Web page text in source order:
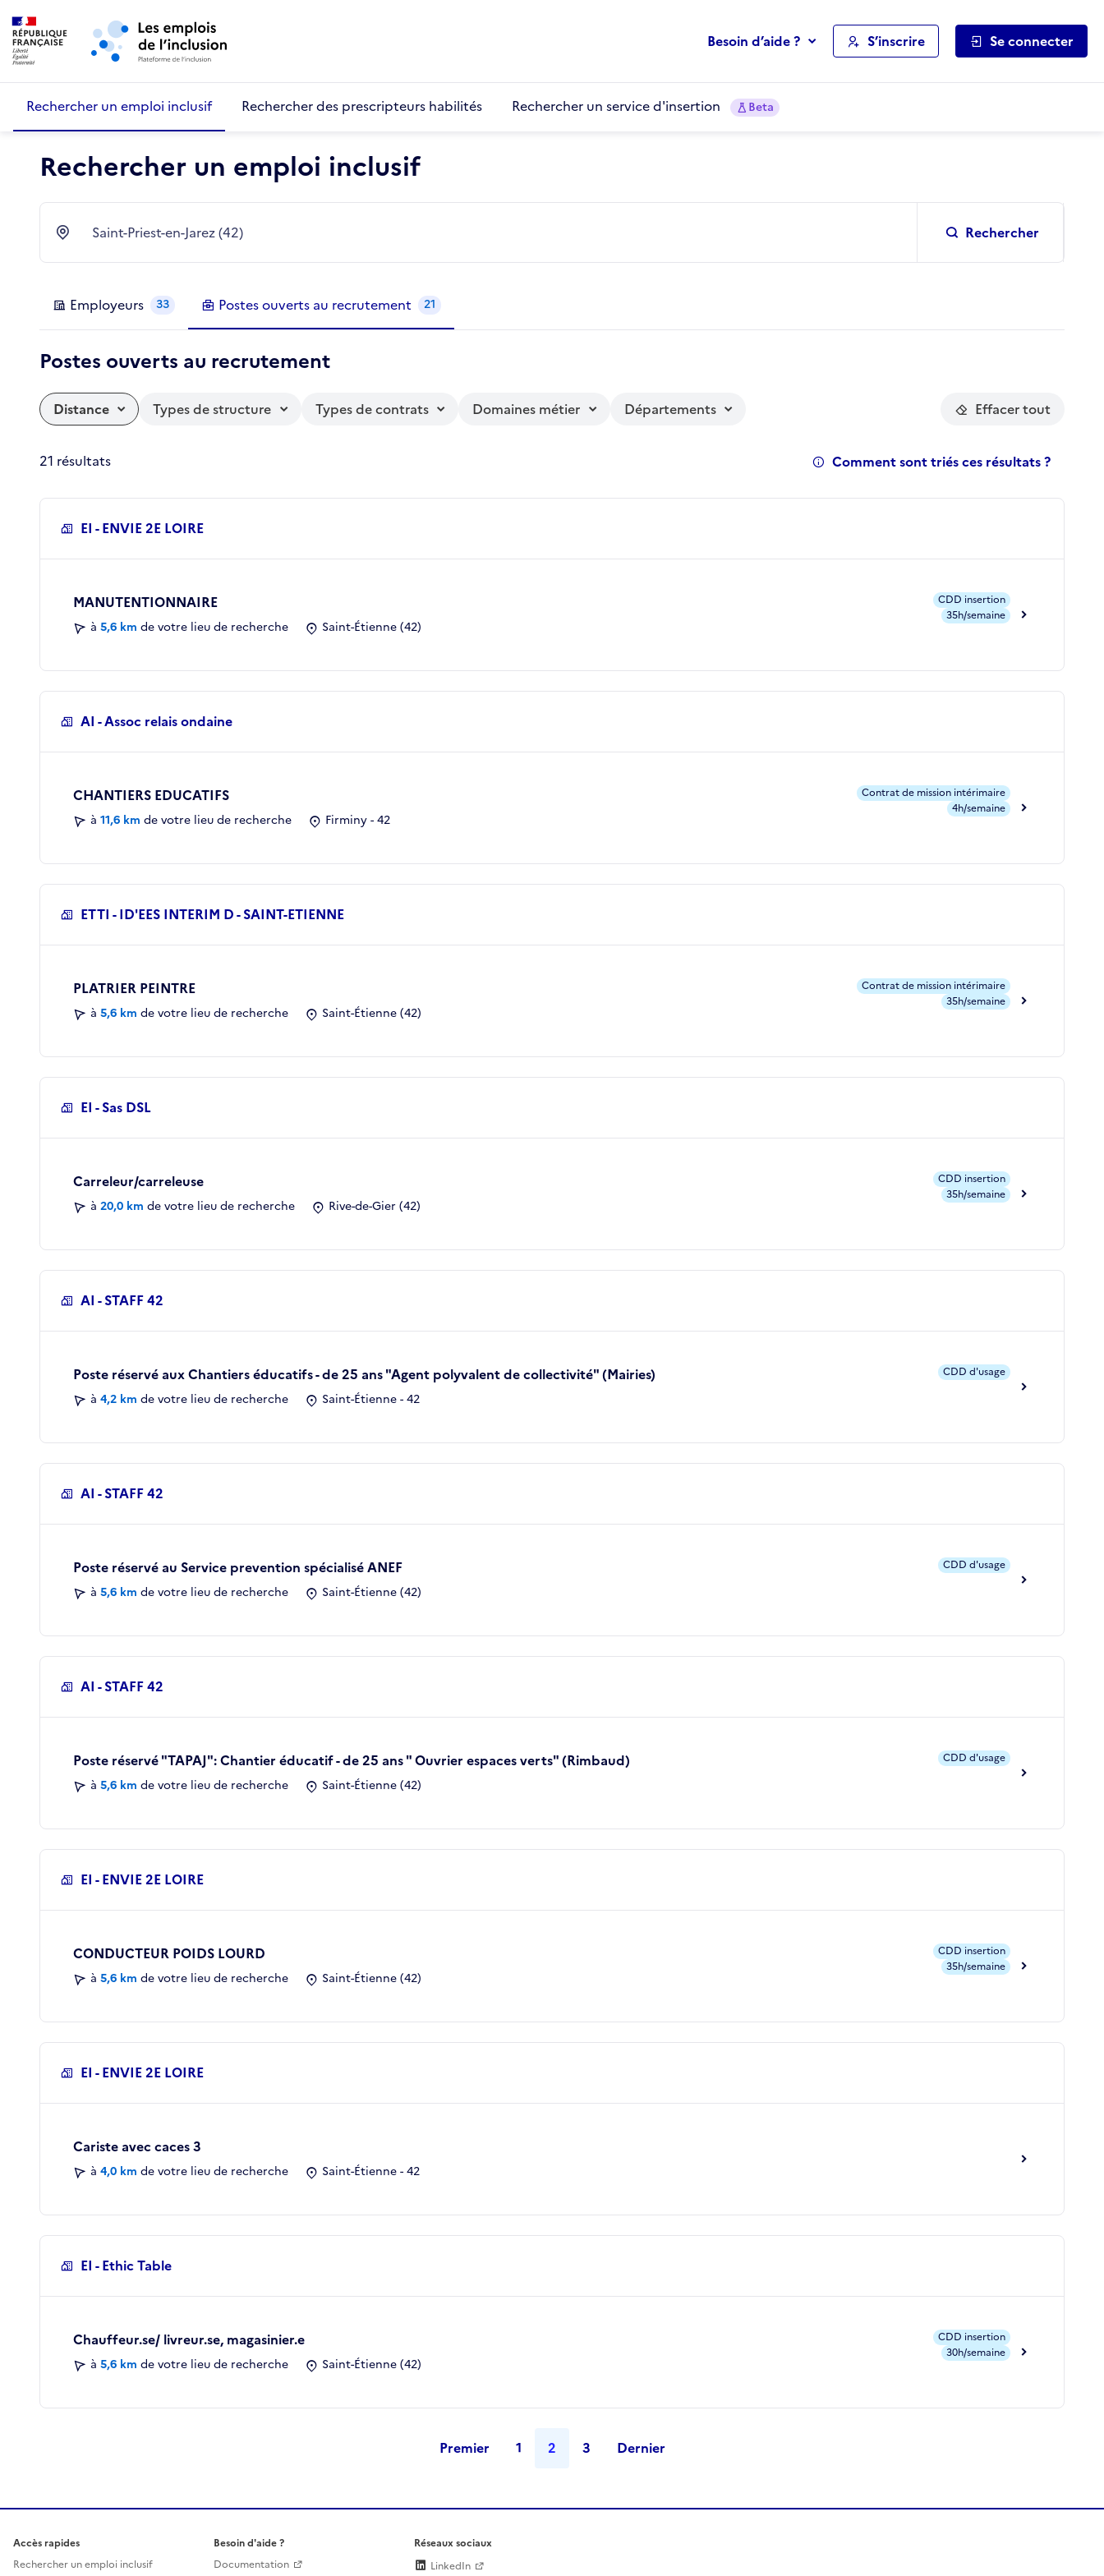
Aller au menu principal
Besoin d’aide ? S’inscrire Se connecter
Rechercher un emploi inclusif Rechercher des prescripteurs habilités Rechercher un service d'insertion Beta
Rechercher un emploi inclusif
Ville Saint-Priest-en-Jarez (42) Rechercher
Employeurs 33 Postesouverts au recrutement 21
Postes ouverts au recrutement
Distance Types de structure Types de contrats Domaines métier Départements Effacer tout
21 résultats Comment sont triés ces résultats ?
EI - ENVIE 2E LOIRE
MANUTENTIONNAIRE
à 5,6 km de votre lieu de recherche Saint-Étienne (42)
CDD insertion
35h/semaine
AI - Assoc relais ondaine
CHANTIERS EDUCATIFS
à 11,6 km de votre lieu de recherche Firminy - 42
Contrat de mission intérimaire
4h/semaine
ETTI - ID'EES INTERIM D - SAINT-ETIENNE
PLATRIER PEINTRE
à 5,6 km de votre lieu de recherche Saint-Étienne (42)
Contrat de mission intérimaire
35h/semaine
EI - Sas DSL
Carreleur/carreleuse
à 20,0 km de votre lieu de recherche Rive-de-Gier (42)
CDD insertion
35h/semaine
AI - STAFF 42
Poste réservé aux Chantiers éducatifs - de 25 ans "Agent polyvalent de collectivité" (Mairies)
à 4,2 km de votre lieu de recherche Saint-Étienne - 42
CDD d'usage
AI - STAFF 42
Poste réservé au Service prevention spécialisé ANEF
à 5,6 km de votre lieu de recherche Saint-Étienne (42)
CDD d'usage
AI - STAFF 42
Poste réservé "TAPAJ": Chantier éducatif - de 25 ans " Ouvrier espaces verts" (Rimbaud)
à 5,6 km de votre lieu de recherche Saint-Étienne (42)
CDD d'usage
EI - ENVIE 2E LOIRE
CONDUCTEUR POIDS LOURD
à 5,6 km de votre lieu de recherche Saint-Étienne (42)
CDD insertion
35h/semaine
EI - ENVIE 2E LOIRE
Cariste avec caces 3
à 4,0 km de votre lieu de recherche Saint-Étienne - 42
EI - Ethic Table
Chauffeur.se/ livreur.se, magasinier.e
à 5,6 km de votre lieu de recherche Saint-Étienne (42)
CDD insertion
30h/semaine
Premier 1 2 3 Dernier
Accès rapides
Rechercher un emploi inclusif
Besoin d'aide ?
Documentation
Réseaux sociaux
LinkedIn